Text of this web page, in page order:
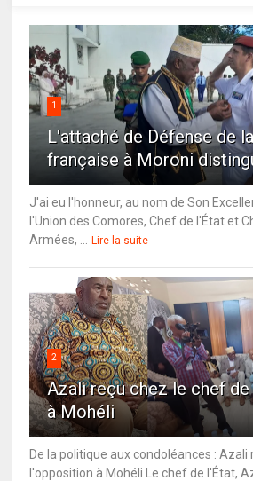
1
L'attaché de Défense de
française à Moroni
J'ai eu l'honneur, au nom de Son
l'Union des Comores, Chef de l'État et
Armées, ...
Lire la suite
2
Azali reçu chez le chef
à Mohéli
De la politique aux condoléances :
l'opposition à Mohéli Le chef de l'État,